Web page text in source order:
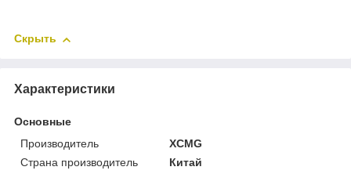
Скрыть
Характеристики
Основные
Производитель
XCMG
Страна производитель
Китай